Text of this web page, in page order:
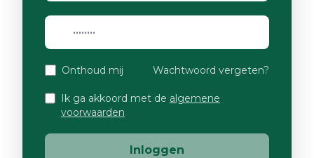
Onthoud mij Wachtwoord vergeten?
Ik ga akkoord met de algemene
voorwaarden
Inloggen